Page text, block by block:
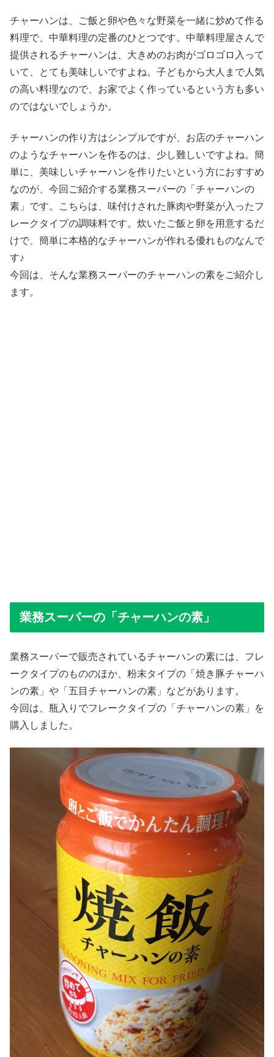
チャーハンは、ご飯と卵や色々な野菜を一緒に炒めて作る
料理で、中華料理の定番のひとつです。中華料理屋さんで
提供されるチャーハンは、大きめのお肉がゴロゴロ入って
いて、とても美味しいですよね。子どもから大人まで人気
の高い料理なので、お家でよく作っているという方も多い
のではないでしょうか。
チャーハンの作り方はシンプルですが、お店のチャーハン
のようなチャーハンを作るのは、少し難しいですよね。簡
単に、美味しいチャーハンを作りたいという方におすすめ
なのが、今回ご紹介する業務スーパーの「チャーハンの
素」です。こちらは、味付けされた豚肉や野菜が入ったフ
レークタイプの調味料です。炊いたご飯と卵を用意するだ
けで、簡単に本格的なチャーハンが作れる優れものなんで
す♪
今回は、そんな業務スーパーのチャーハンの素をご紹介し
ます。
業務スーパーの「チャーハンの素」
業務スーパーで販売されているチャーハンの素には、フレ
ークタイプのもののほか、粉末タイプの「焼き豚チャーハ
ンの素」や「五目チャーハンの素」などがあります。
今回は、瓶入りでフレークタイプの「チャーハンの素」を
購入しました。